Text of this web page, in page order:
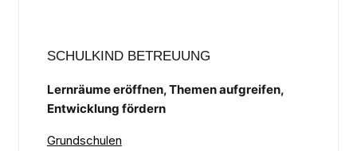
SCHULKIND BETREUUNG
Lernräume eröffnen, Themen aufgreifen,
Entwicklung fördern
Grundschulen